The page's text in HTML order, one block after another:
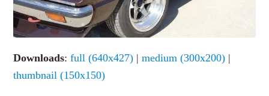
Downloads:full (640x427) |medium (300x200) |
thumbnail (150x150)